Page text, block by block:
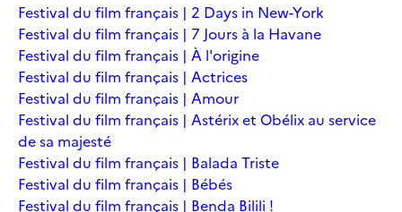
Festival du film français | 2 Days in New-York
Festival du film français | 7 Jours à la Havane
Festival du film français | À l'origine
Festival du film français | Actrices
Festival du film français | Amour
Festival du film français | Astérix et Obélix au service
de sa majesté
Festival du film français | Balada Triste
Festival du film français | Bébés
Festival du film français | Benda Bilili !